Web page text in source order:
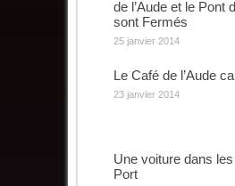
de l’Aude et le Pont
sont Fermés
25 janvier 2014
Le Café de l’Aude
23 janvier 2014
Une voiture dans
Port